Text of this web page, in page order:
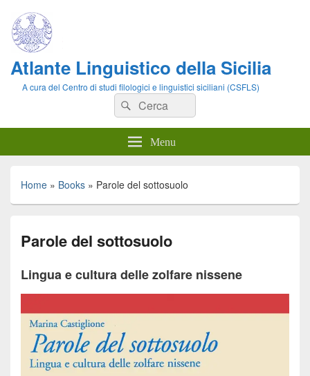
Atlante Linguistico della Sicilia
A cura del Centro di studi filologici e linguistici siciliani (CSFLS)
Cerca:Cerca
Menu
Home » Books » Parole del sottosuolo
Parole del sottosuolo
Lingua e cultura delle zolfare nissene